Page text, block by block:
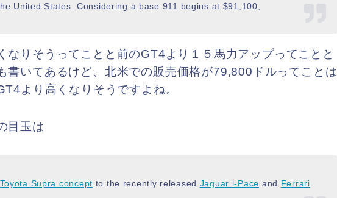
United States. Considering a base 911 begins at $91,100,
なりそうってことと前のGT4より１５馬力アップってことと
いてあるけど、北米での販売価格が79,800ドルってことは
より高くなりそうですよね。
目玉は
Toyota Supra concept to the recently released Jaguar i-Pace and Ferrari